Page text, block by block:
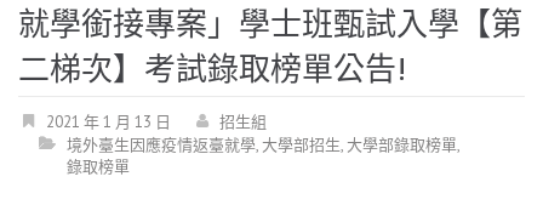
就學銜接專案」學士班甄試入學【第
二梯次】考試錄取榜單公告!
2021 年 1 月 13 日
招生組
境外臺生因應疫情返臺就學,大學部招生,大學部錄取榜單,
錄取榜單